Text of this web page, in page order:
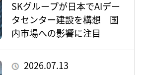
SKグループが日本でAIデー
タセンター建設を構想 国
内市場への影響に注目
2026.07.13